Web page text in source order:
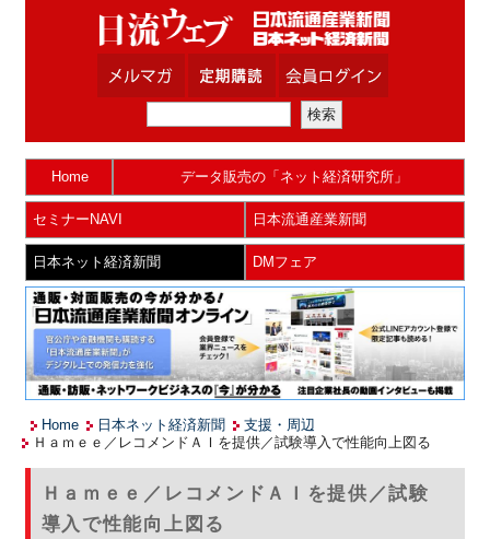
Home データ販売の「ネット経済研究所」
セミナーNAVI 日本流通産業新聞
日本ネット経済新聞 DMフェア
Home 日本ネット経済新聞
支援・周辺
Ｈａｍｅｅ／レコメンドＡＩを提供／試験導入で性能向上図る
Ｈａｍｅｅ／レコメンドＡＩを提供／試験
導入で性能向上図る